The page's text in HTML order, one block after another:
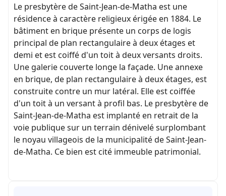
Le presbytère de Saint-Jean-de-Matha est une
résidence à caractère religieux érigée en 1884. Le
bâtiment en brique présente un corps de logis
principal de plan rectangulaire à deux étages et
demi et est coiffé d'un toit à deux versants droits.
Une galerie couverte longe la façade. Une annexe
en brique, de plan rectangulaire à deux étages, est
construite contre un mur latéral. Elle est coiffée
d'un toit à un versant à profil bas. Le presbytère de
Saint-Jean-de-Matha est implanté en retrait de la
voie publique sur un terrain dénivelé surplombant
le noyau villageois de la municipalité de Saint-Jean-
de-Matha. Ce bien est cité immeuble patrimonial.